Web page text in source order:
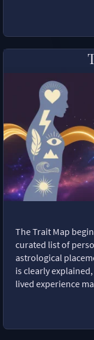
The Trait Map
curated list of
astrological
is clearly
lived experience